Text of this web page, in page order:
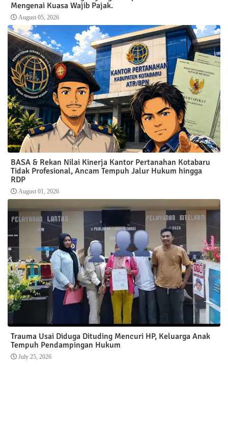
Mengenai Kuasa Wajib Pajak.
August 05, 2026
BASA & Rekan Nilai Kinerja Kantor Pertanahan Kotabaru
Tidak Profesional, Ancam Tempuh Jalur Hukum hingga
RDP
August 01, 2026
Trauma Usai Diduga Dituding Mencuri HP, Keluarga Anak
Tempuh Pendampingan Hukum
July 25, 2026